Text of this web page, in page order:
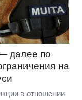
далее по
на
в отношении